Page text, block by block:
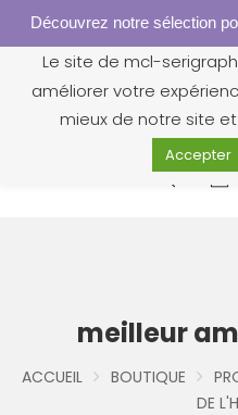
Découvrez notre sélection
0
meilleur
ACCUEIL BOUTIQUE
DE
Gestion
Le site de mcl-
améliorer votre
mieux de notre site
Accepter